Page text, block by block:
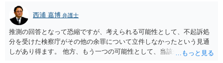
西浦 嘉博 弁護士
推測の回答となって恐縮ですが、考えられる可能性として、不起訴処
分を受けた検察庁がその他の余罪について立件しなかったという見通
しがあり得ます。 他方、もう一つの可能性として、当該余罪について